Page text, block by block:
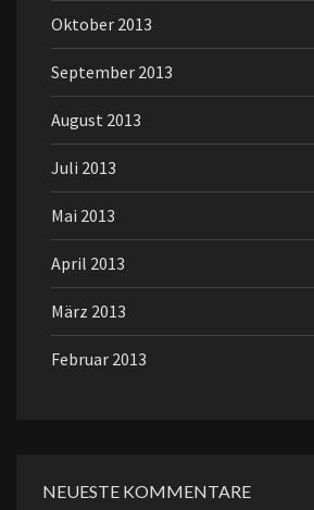
Oktober 2013
September 2013
August 2013
Juli 2013
Mai 2013
April 2013
März 2013
Februar 2013
NEUESTE KOMMENTARE